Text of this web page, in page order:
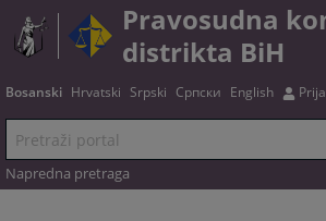
Pravosudna
distrikta BiH
Bosanski Hrvatski Srpski Српски English
Napredna pretraga